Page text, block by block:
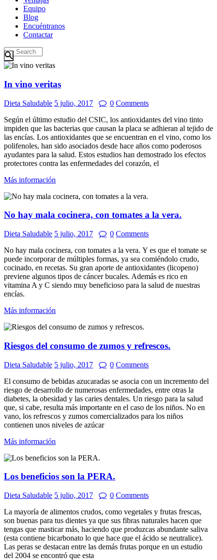
Equipo
Blog
Encuéntranos
Contactar
In vino veritas
Dieta Saludable 5 julio, 2017 0 Comments
Según el último estudio del CSIC, los antioxidantes del vino tinto
impiden que las bacterias que causan la placa se adhieran al tejido de
las encías. Los antioxidantes que se encuentran en el vino, como los
polifenoles, han sido asociados desde hace años como poderosos
ayudantes para la salud. Estos estudios han demostrado los efectos
protectores contra las enfermedades del corazón, el
Más información
No hay mala cocinera, con tomates a la vera.
Dieta Saludable 5 julio, 2017 0 Comments
No hay mala cocinera, con tomates a la vera. Y es que el tomate se
puede incorporar de múltiples formas, ya sea comiéndolo crudo,
cocinado, en recetas. Su gran aporte de antioxidantes (licopeno)
previene algunos tipos de cáncer bucales. Además es rico en
vitamina A y C siendo muy beneficioso para la salud de nuestras
encías.
Más información
Riesgos del consumo de zumos y refrescos.
Dieta Saludable 5 julio, 2017 0 Comments
El consumo de bebidas azucaradas se asocia con un incremento del
riesgo de desarrollo de numerosas enfermedades, entre otras la
diabetes, la obesidad y las caries dentales. Un riesgo para la salud
que, si cabe, resulta más importante en el caso de los niños. No en
vano, los refrescos y zumos comercializados para los niños
contienen unos niveles de azúcar
Más información
Los beneficios son la PERA.
Dieta Saludable 5 julio, 2017 0 Comments
La mayoría de alimentos crudos, como vegetales y frutas frescas,
son buenas para tus dientes ya que sus fibras naturales hacen que
tengas que masticar más, haciendo que produzcas abundante saliva
(esta contiene bicarbonato lo que hace que el ácido se neutralice).
Las peras se destacan entre las demás frutas porque en un estudio
del 2004 se encontró que esta